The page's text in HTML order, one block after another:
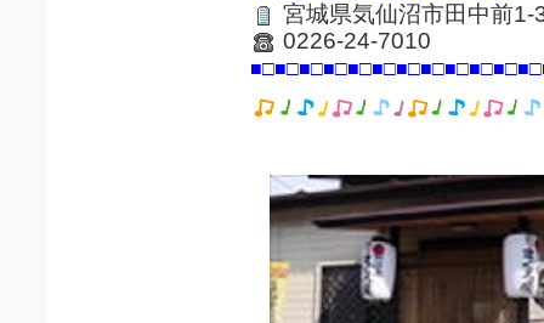
宮城県気仙沼市田中前1-
0226-24-7010